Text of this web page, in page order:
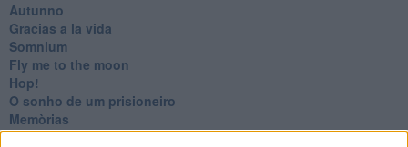
Autunno
Gracias a la vida
Somnium
Fly me to the moon
Hop!
O sonho de um prisioneiro
Memòrias
Sto qui